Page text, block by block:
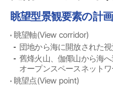
眺望型景観要素の計画
眺望軸(View corridor)
団地から海に開放された
舊烽火山、伽倻山から海へ
オープンスペースネット
眺望点(View point)